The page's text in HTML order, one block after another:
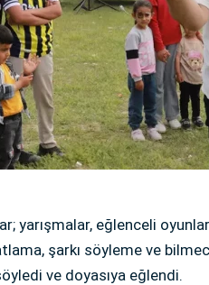
yarışmalar, eğlenceli
şarkı söyleme ve
ve doyasıya eğlendi.